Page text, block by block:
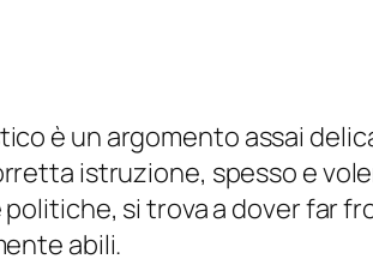
è un argomento assai
istruzione, spesso e
si trova a dover far
abili.